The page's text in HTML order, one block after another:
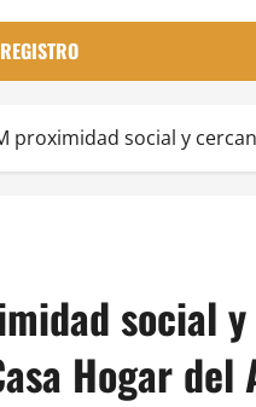
REGISTRO
proximidad social y
social
Hogar del